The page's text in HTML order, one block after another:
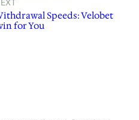
Speeds: Velobet
for You